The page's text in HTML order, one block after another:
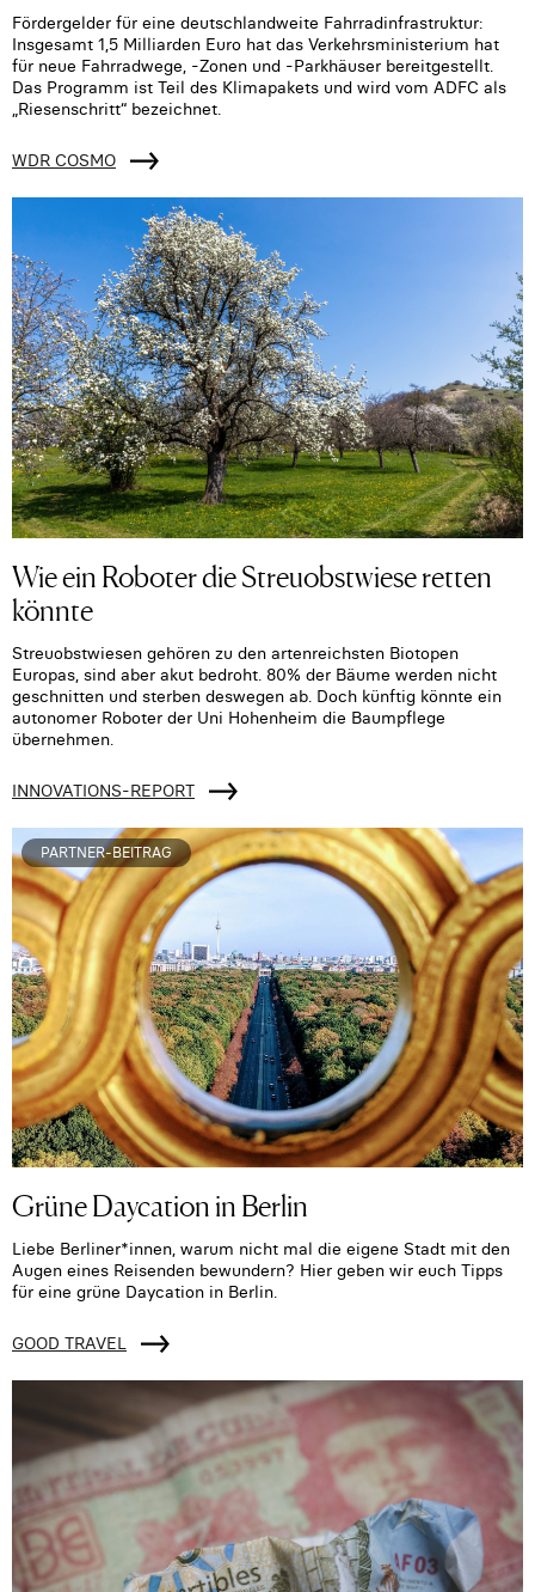
Fördergelder für eine deutschlandweite Fahrradinfrastruktur:
Insgesamt 1,5 Milliarden Euro hat das Verkehrsministerium hat
für neue Fahrradwege, -Zonen und -Parkhäuser bereitgestellt.
Das Programm ist Teil des Klimapakets und wird vom ADFC als
„Riesenschritt“ bezeichnet.
WDR COSMO
Wie ein Roboter die Streuobstwiese retten
könnte
Streuobstwiesen gehören zu den artenreichsten Biotopen
Europas, sind aber akut bedroht. 80% der Bäume werden nicht
geschnitten und sterben deswegen ab. Doch künftig könnte ein
autonomer Roboter der Uni Hohenheim die Baumpflege
übernehmen.
INNOVATIONS-REPORT
PARTNER-BEITRAG
Grüne Daycation in Berlin
Liebe Berliner*innen, warum nicht mal die eigene Stadt mit den
Augen eines Reisenden bewundern? Hier geben wir euch Tipps
für eine grüne Daycation in Berlin.
GOOD TRAVEL